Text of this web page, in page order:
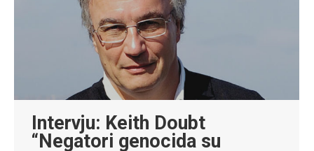
Intervju: Keith Doubt
“Negatori genocida su